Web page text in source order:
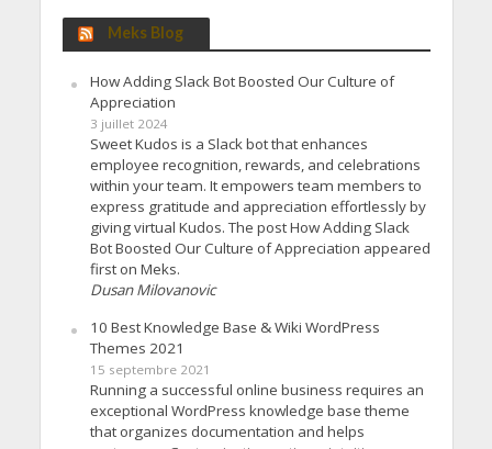
Meks Blog
How Adding Slack Bot Boosted Our Culture of
Appreciation
3 juillet 2024
Sweet Kudos is a Slack bot that enhances
employee recognition, rewards, and celebrations
within your team. It empowers team members to
express gratitude and appreciation effortlessly by
giving virtual Kudos. The post How Adding Slack
Bot Boosted Our Culture of Appreciation appeared
first on Meks.
Dusan Milovanovic
10 Best Knowledge Base & Wiki WordPress
Themes 2021
15 septembre 2021
Running a successful online business requires an
exceptional WordPress knowledge base theme
that organizes documentation and helps